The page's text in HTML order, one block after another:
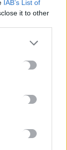
IAB’s List of
it to other
2026-2027
τον